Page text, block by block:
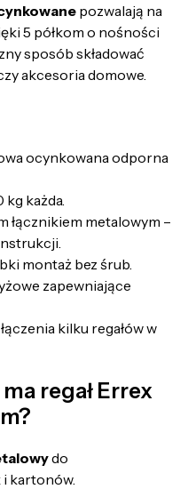
pozwalają na
5 półkom o nośności
sposób składować
akcesoria domowe.
ocynkowana odporna
każda.
łącznikiem metalowym –
montaż bez śrub.
zapewniające
kilku regałów w
regał Errex
do
kartonów.